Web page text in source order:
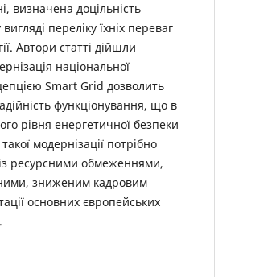
визначена доцільність
переліку їхніх переваг
Автори статті дійшли
національної
Smart Grid дозволить
функціонування, що в
рівня енергетичної безпеки
модернізації потрібно
ресурсними обмеженнями,
зниженим кадровим
основних європейських